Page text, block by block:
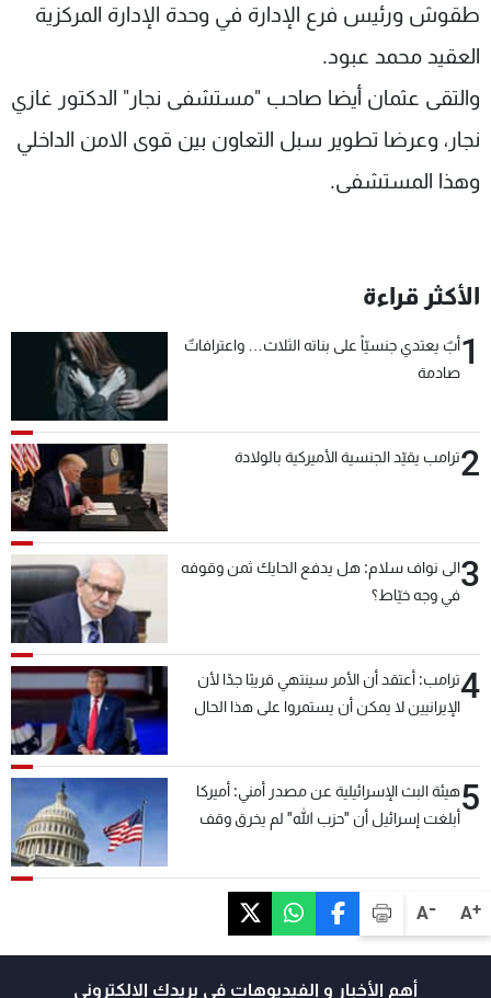
A+
A-
طقوش ورئيس فرع الإدارة في وحدة الإدارة المركزية
العقيد محمد عبود.
والتقى عثمان أيضا صاحب "مستشفى نجار" الدكتور غازي
نجار، وعرضا تطوير سبل التعاون بين قوى الامن الداخلي
وهذا المستشفى.
الأكثر قراءة
1أبٌ يعتدي جنسيّاً على بناته الثلاث… واعترافاتٌ
صادمة
2ترامب يقيّد الجنسية الأميركية بالولادة
3الى نواف سلام: هل يدفع الحايك ثمن وقوفه
في وجه خيّاط؟
4ترامب: أعتقد أن الأمر سينتهي قريبًا جدًا لأن
الإيرانيين لا يمكن أن يستمروا على هذا الحال
5هيئة البث الإسرائيلية عن مصدر أمني: أميركا
أبلغت إسرائيل أن "حزب الله" لم يخرق وقف
أهم الأخبار و الفيديوهات في بريدك الالكتروني